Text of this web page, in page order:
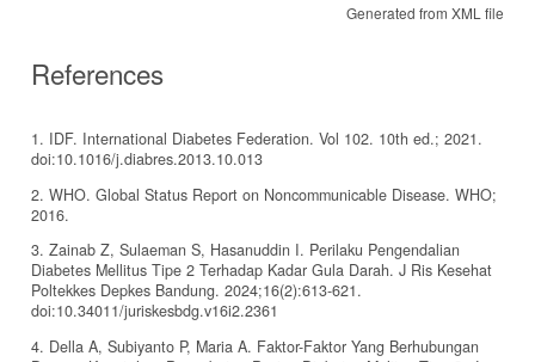
Generated from XML file
References
1. IDF. International Diabetes Federation. Vol 102. 10th ed.; 2021.
doi:10.1016/j.diabres.2013.10.013
2. WHO. Global Status Report on Noncommunicable Disease. WHO;
2016.
3. Zainab Z, Sulaeman S, Hasanuddin I. Perilaku Pengendalian
Diabetes Mellitus Tipe 2 Terhadap Kadar Gula Darah. J Ris Kesehat
Poltekkes Depkes Bandung. 2024;16(2):613-621.
doi:10.34011/juriskesbdg.v16i2.2361
4. Della A, Subiyanto P, Maria A. Faktor-Faktor Yang Berhubungan